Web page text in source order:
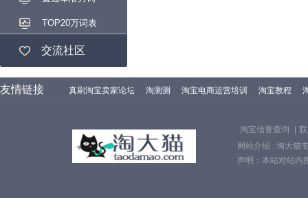
TOP20万词表
交流社区
友情链接 真刷淘宝卖家论坛 淘测测 淘宝电商运营培训 淘宝教程
淘宝信誉查询
网站介绍 : 淘大猫
声明：本站对站内